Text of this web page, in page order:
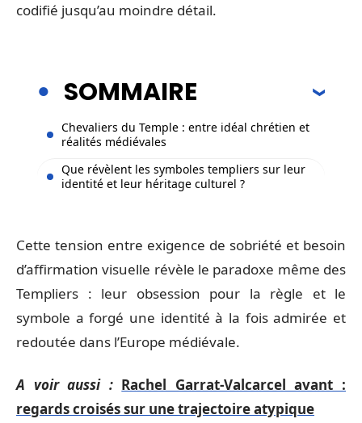
codifié jusqu’au moindre détail.
SOMMAIRE
Chevaliers du Temple : entre idéal chrétien et
réalités médiévales
Que révèlent les symboles templiers sur leur
identité et leur héritage culturel ?
Cette tension entre exigence de sobriété et besoin
d’affirmation visuelle révèle le paradoxe même des
Templiers : leur obsession pour la règle et le
symbole a forgé une identité à la fois admirée et
redoutée dans l’Europe médiévale.
A voir aussi : Rachel Garrat-Valcarcel avant :
regards croisés sur une trajectoire atypique